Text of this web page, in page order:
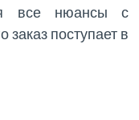
все нюансы с
заказ поступает в